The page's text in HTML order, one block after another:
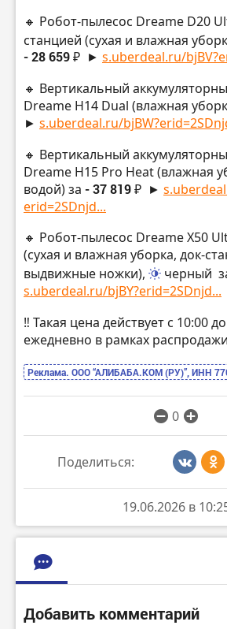
🔸 Робот-пылесос Dreame D20
станцией (сухая и влажная
- 28 659 ₽ ► s.uberdeal.ru/
🔸 Вертикальный
Dreame H14 Dual (влажная
► s.uberdeal.ru/
🔸 Вертикальный
Dreame H15 Pro Heat (влажная
водой) за - 37 819 ₽ ►
erid=2SDnjd...
🔸 Робот-пылесос Dreame X50
(сухая и влажная уборка, док-
выдвижные ножки),
черный
s.uberdeal.ru/bjBY?erid=2SDnjd...
‼️ Такая цена действует с 10:00
ежедневно в рамках распродажи
Реклама. ООО “АЛИБАБА.КОМ (РУ)”, ИНН
0
Поделиться:
19.06.2026 в
Добавить комментарий